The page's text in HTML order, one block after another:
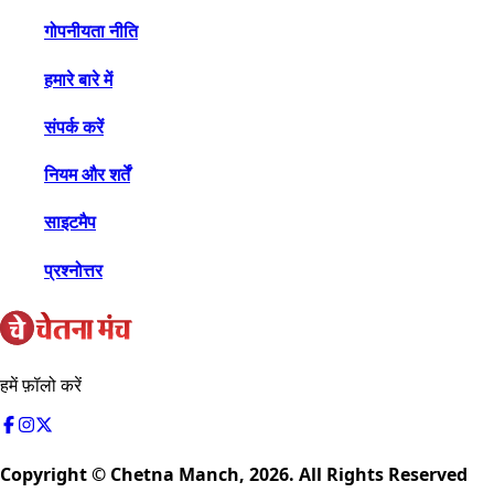
गोपनीयता नीति
हमारे बारे में
संपर्क करें
नियम और शर्तें
साइटमैप
प्रश्नोत्तर
हमें फ़ॉलो करें
Copyright © Chetna Manch, 2026. All Rights Reserved